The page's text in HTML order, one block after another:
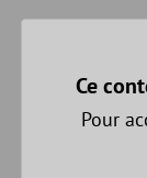
Ce
Pour